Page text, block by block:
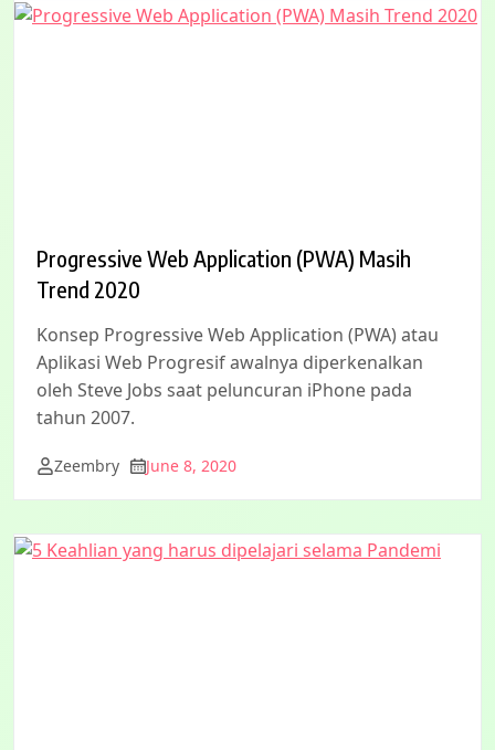
Progressive Web Application (PWA) Masih
Trend 2020
Konsep Progressive Web Application (PWA) atau
Aplikasi Web Progresif awalnya diperkenalkan
oleh Steve Jobs saat peluncuran iPhone pada
tahun 2007.
Zeembry June 8, 2020